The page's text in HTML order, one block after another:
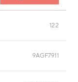
122
9AGF7911